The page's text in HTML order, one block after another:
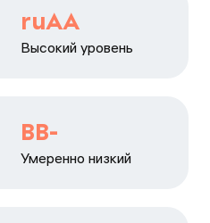
ruAA
Высокий уровень
BB-
Умеренно низкий